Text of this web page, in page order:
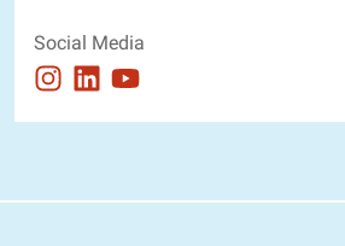
Social Media
Auftritt auf Instagram ansehen
Auftritt auf Linkedin ansehen
Auftritt auf Youtube ansehen